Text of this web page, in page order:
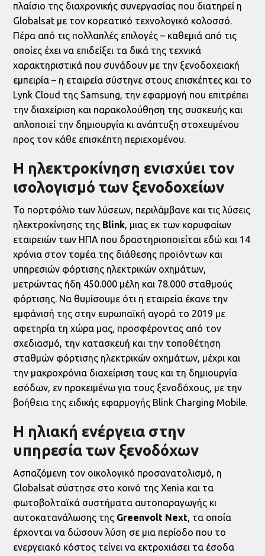
πλαίσιο της διαχρονικής συνεργασίας που διατηρεί η
Globalsat με τον κορεατικό τεχνολογικό κολοσσό.
Πέρα από τις πολλαπλές επιλογές – καθεμιά από τις
οποίες έχει να επιδείξει τα δικά της τεχνικά
χαρακτηριστικά που συνάδουν με την ξενοδοχειακή
εμπειρία – η εταιρεία σύστηνε στους επισκέπτες και το
Lynk Cloud της Samsung, την εφαρμογή που επιτρέπει
την διαχείριση και παρακολούθηση της συσκευής και
απλοποιεί την δημιουργία κι ανάπτυξη στοχευμένου
προς τον κάθε επισκέπτη περιεχομένου.
Η ηλεκτροκίνηση ενισχύει τον
ισολογισμό των ξενοδοχείων
Το πορτφόλιο των λύσεων, περιλάμβανε και τις λύσεις
ηλεκτροκίνησης της Blink, μιας εκ των κορυφαίων
εταιρειών των ΗΠΑ που δραστηριοποιείται εδώ και 14
χρόνια στον τομέα της διάθεσης προϊόντων και
υπηρεσιών φόρτισης ηλεκτρικών οχημάτων,
μετρώντας ήδη 450.000 μέλη και 78.000 σταθμούς
φόρτισης. Να θυμίσουμε ότι η εταιρεία έκανε την
εμφάνισή της στην ευρωπαϊκή αγορά το 2019 με
αφετηρία τη χώρα μας, προσφέροντας από τον
σχεδιασμό, την κατασκευή και την τοποθέτηση
σταθμών φόρτισης ηλεκτρικών οχημάτων, μέχρι και
την μακροχρόνια διαχείριση τους και τη δημιουργία
εσόδων, εν προκειμένω για τους ξενοδόχους, με την
βοήθεια της ειδικής εφαρμογής Blink Charging Mobile.
Η ηλιακή ενέργεια στην
υπηρεσία των ξενοδόχων
Ασπαζόμενη τον οικολογικό προσανατολισμό, η
Globalsat σύστησε στο κοινό της Xenia και τα
φωτοβολταϊκά συστήματα αυτοπαραγωγής κι
αυτοκατανάλωσης της Greenvolt Next, τα οποία
έρχονται να δώσουν λύση σε μια περίοδο που το
ενεργειακό κόστος τείνει να εκτροχιάσει τα έσοδα